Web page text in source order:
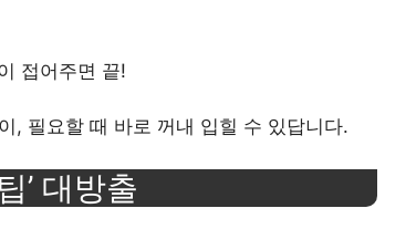
접어주면 끝!
, 필요할 때 바로 꺼내 입힐 수 있답니다.
’ 대방출